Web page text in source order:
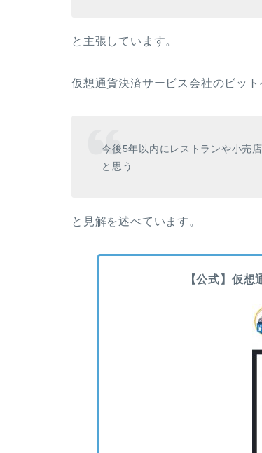
と主張しています。
仮想通貨決済サービス会社のビッ
今後5年以内にレストランや小売
と思う
と見解を述べています。
【公式】仮